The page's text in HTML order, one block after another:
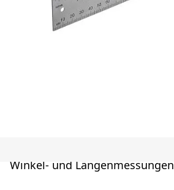
Winkel- und Längenmessungen